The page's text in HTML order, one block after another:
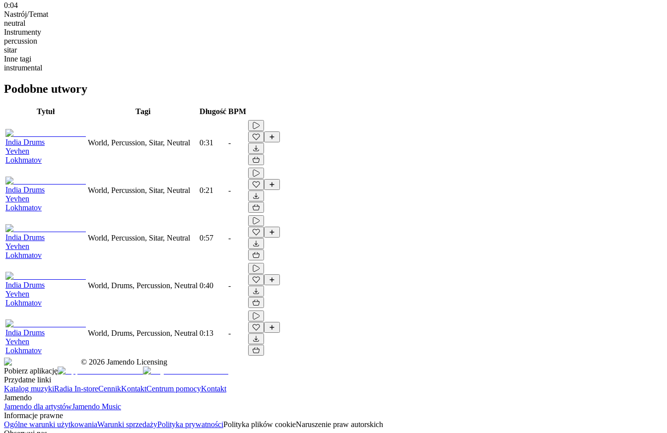
0:04
Nastrój/Temat
neutral
Instrumenty
percussion
sitar
Inne tagi
instrumental
Podobne utwory
Tytuł Tagi Długość BPM
India Drums
Yevhen
Lokhmatov
World, Percussion, Sitar, Neutral 0:31 -
India Drums
Yevhen
Lokhmatov
World, Percussion, Sitar, Neutral 0:21 -
India Drums
Yevhen
Lokhmatov
World, Percussion, Sitar, Neutral 0:57 -
India Drums
Yevhen
Lokhmatov
World, Drums, Percussion, Neutral 0:40 -
India Drums
Yevhen
Lokhmatov
World, Drums, Percussion, Neutral 0:13 -
© 2026 Jamendo Licensing
Pobierz aplikację
Przydatne linki
Katalog muzykiRadia In-storeCennikKontaktCentrum pomocyKontakt
Jamendo
Jamendo dla artystówJamendo Music
Informacje prawne
Ogólne warunki użytkowaniaWarunki sprzedażyPolityka prywatnościPolityka plików cookieNaruszenie praw autorskich